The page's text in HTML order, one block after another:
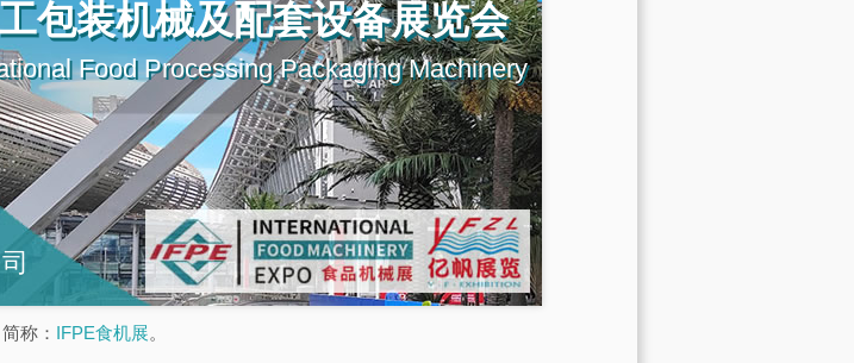
包装机械及配套设备展览会
Food Processing Packaging Machinery
简称： IFPE食机展。